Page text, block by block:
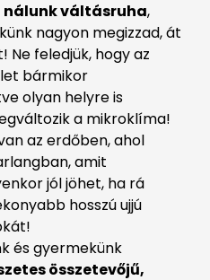
nálunk váltásruha,
nagyon megizzad, át
Ne feledjük, hogy az
bármikor
olyan helyre is
a mikroklíma!
az erdőben, ahol
amit
jól jöhet, ha rá
hosszú ujjú
és gyermekünk
összetevőjű,